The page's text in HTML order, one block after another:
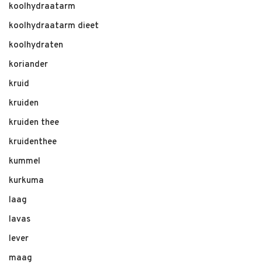
koolhydraatarm
koolhydraatarm dieet
koolhydraten
koriander
kruid
kruiden
kruiden thee
kruidenthee
kummel
kurkuma
laag
lavas
lever
maag